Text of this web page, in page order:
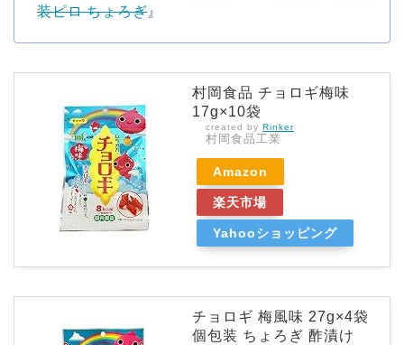
装ピロ ちょろぎ』
村岡食品 チョロギ梅味
17g×10袋
created by Rinker
村岡食品工業
Amazon
楽天市場
Yahooショッピング
チョロギ 梅風味 27g×4袋
個包装 ちょろぎ 酢漬け